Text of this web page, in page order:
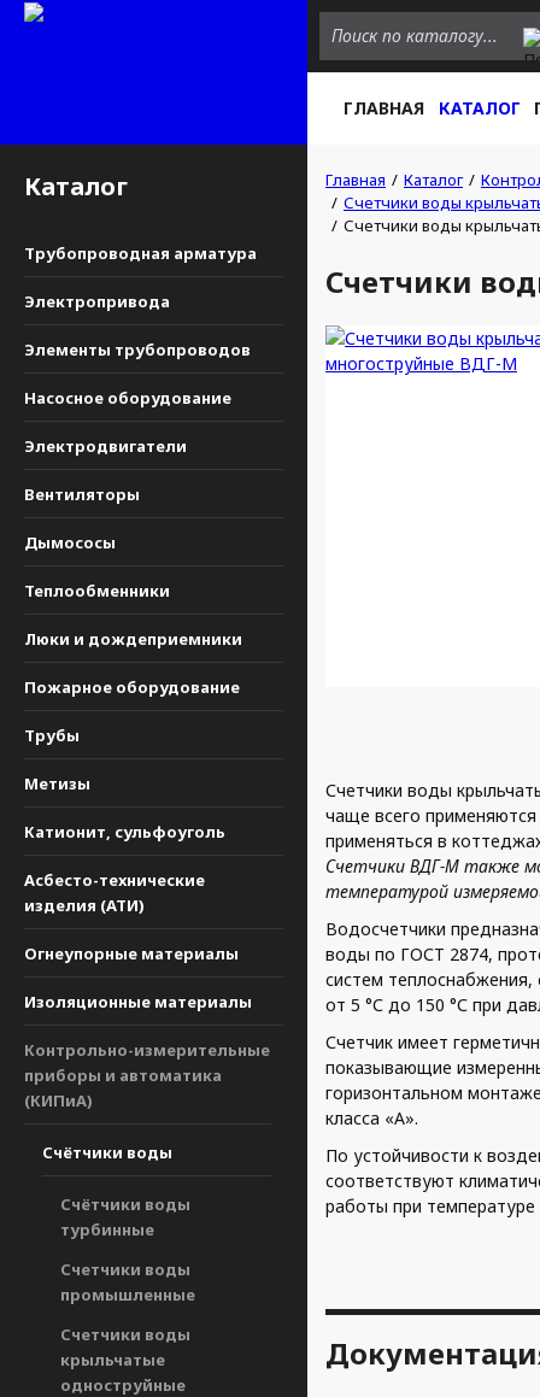
ГЛАВНАЯ КАТАЛОГ
Каталог
Трубопроводная арматура
Электропривода
Элементы трубопроводов
Насосное оборудование
Электродвигатели
Вентиляторы
Дымососы
Теплообменники
Люки и дождеприемники
Пожарное оборудование
Трубы
Метизы
Катионит, сульфоуголь
Асбесто-технические
изделия (АТИ)
Огнеупорные материалы
Изоляционные материалы
Контрольно-измерительные
приборы и автоматика
(КИПиА)
Счётчики воды
Счётчики воды
турбинные
Счетчики воды
промышленные
Счетчики воды
крыльчатые
одноструйные
Главная Каталог
Счетчики воды
Счетчики воды
Счетчики
Счетчики воды
чаще всего
применяться в
Счетчики ВДГ-М также
температурой
Водосчетчики
воды по ГОСТ 2874,
систем
от 5 °С до 150 °С при
Счетчик имеет
показывающие
горизонтальном
класса «А».
По устойчивости к
соответствуют
работы при